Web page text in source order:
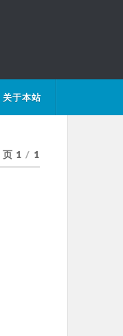
关于本站
页 1 / 1